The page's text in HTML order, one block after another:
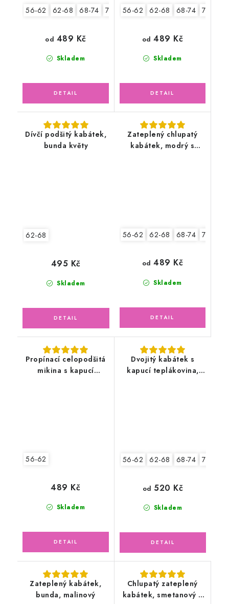
56-62 62-68 68-74 74-80 80-86
Skladem
od 489 Kč
56-62 62-68 68-74 74-80
Skladem
od 489 Kč
Dívčí podšitý kabátek,
bunda květy
62-68
Skladem
495 Kč
Zateplený chlupatý
kabátek, modrý s
56-62 62-68 68-74 74-80
Skladem
od 489 Kč
Propínací celopodšitá
mikina s kapucí
56-62
Skladem
489 Kč
Dvojitý kabátek s
kapucí teplákovina,
56-62 62-68 68-74 74-80
Skladem
od 520 Kč
Zateplený kabátek,
bunda, malinový
Chlupatý zateplený
kabátek, smetanový s